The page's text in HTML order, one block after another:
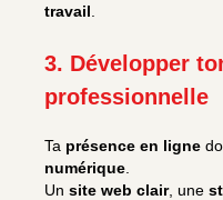
travail .
3. Développer
professionnelle
Ta présence en ligne
numérique
Un site web clair, une